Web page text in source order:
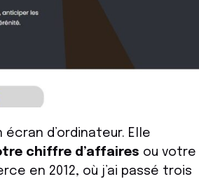
d’ordinateur. Elle
chiffre d’affaires ou votre
en 2012, où j’ai passé trois